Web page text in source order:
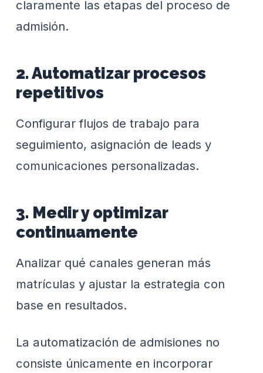
claramente las etapas del proceso de
admisión.
2. Automatizar procesos
repetitivos
Configurar flujos de trabajo para
seguimiento, asignación de leads y
comunicaciones personalizadas.
3. Medir y optimizar
continuamente
Analizar qué canales generan más
matrículas y ajustar la estrategia con
base en resultados.
La automatización de admisiones no
consiste únicamente en incorporar